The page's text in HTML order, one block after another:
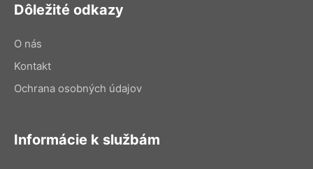
Dôležité odkazy
O nás
Kontakt
Ochrana osobných údajov
Informácie k službám